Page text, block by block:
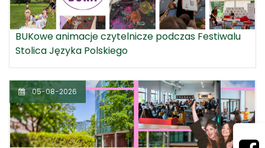
BUKowe animacje czytelnicze podczas Festiwalu
Stolica Języka Polskiego
05-08-2026